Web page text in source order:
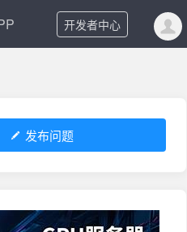
开发者中心
发布问题